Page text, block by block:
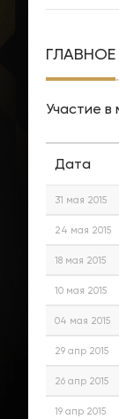
ГЛАВНОЕ
Участие в
Дата
31 мая 2015
24 мая 2015
18 мая 2015
10 мая 2015
04 мая 2015
29 апр 2015
26 апр 2015
19 апр 2015